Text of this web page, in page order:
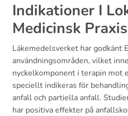
Indikationer I
Medicinsk Praxis
Läkemedelsverket har godkänt
användningsområden, vilket
nyckelkomponent i terapin mot
speciellt indikeras för
anfall och partiella anfall.
har positiva effekter på